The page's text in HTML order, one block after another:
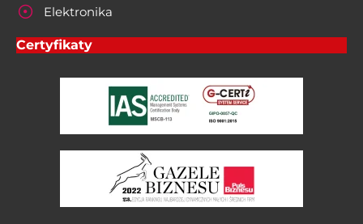
Elektronika
Certyfikaty